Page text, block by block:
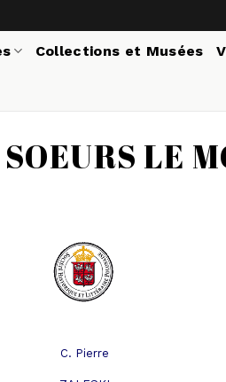
Collections et Musées
LE
C. Pierre